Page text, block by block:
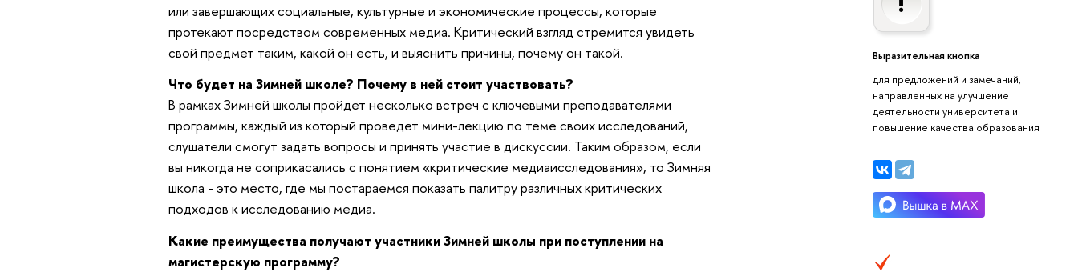
Выразительная кнопка
для предложений и замечаний,
направленных на улучшение
деятельности университета и
повышение качества образования
или завершающих социальные, культурные и экономические процессы, которые
протекают посредством современных медиа. Критический взгляд стремится увидеть
свой предмет таким, какой он есть, и выяснить причины, почему он такой.
Что будет на Зимней школе? Почему в ней стоит участвовать?
В рамках Зимней школы пройдет несколько встреч с ключевыми преподавателями
программы, каждый из который проведет мини-лекцию по теме своих исследований,
слушатели смогут задать вопросы и принять участие в дискуссии. Таким образом, если
вы никогда не соприкасались с понятием «критические медиаисследования», то Зимняя
школа - это место, где мы постараемся показать палитру различных критических
подходов к исследованию медиа.
Какие преимущества получают участники Зимней школы при поступлении на
магистерскую программу?